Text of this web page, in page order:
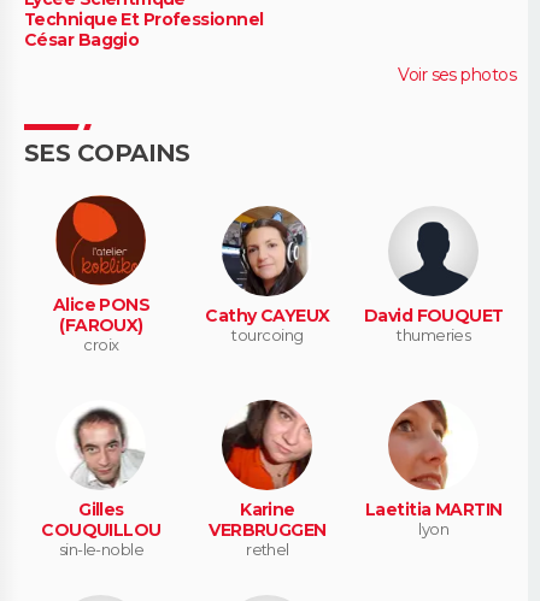
Technique Et Professionnel
César Baggio
Voir ses photos
SES COPAINS
Alice PONS
(FAROUX)
croix
Cathy CAYEUX
tourcoing
David FOUQUET
thumeries
Gilles
COUQUILLOU
sin-le-noble
Karine
VERBRUGGEN
rethel
Laetitia MARTIN
lyon